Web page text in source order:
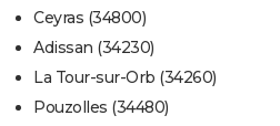
Ceyras (34800)
Adissan (34230)
La Tour-sur-Orb (34260)
Pouzolles (34480)